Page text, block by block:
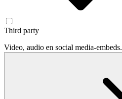
Third party
Video, audio en social media-embeds.